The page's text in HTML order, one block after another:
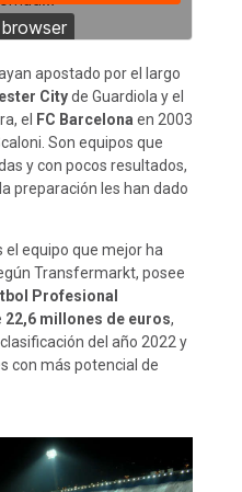
apostado por el largo
Cityde Guardiola y el
el
FC Barcelona en 2003
Son equipos que
y con pocos resultados,
preparación les han dado
el equipo que mejor ha
Transfermarkt, posee
Profesional
22,6 millones de euros,
del año 2022 y
con más potencial de